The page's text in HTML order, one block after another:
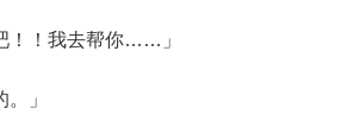
！我去帮你……」
」